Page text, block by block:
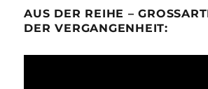
AUS DER REIHE –
ER VERGANGENHEIT: